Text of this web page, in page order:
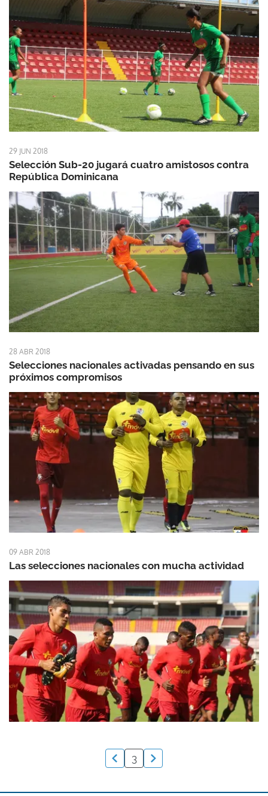
29 JUN 2018
Selección Sub-20 jugará cuatro amistosos contra
República Dominicana
28 ABR 2018
Selecciones nacionales activadas pensando en sus
próximos compromisos
09 ABR 2018
Las selecciones nacionales con mucha actividad
3